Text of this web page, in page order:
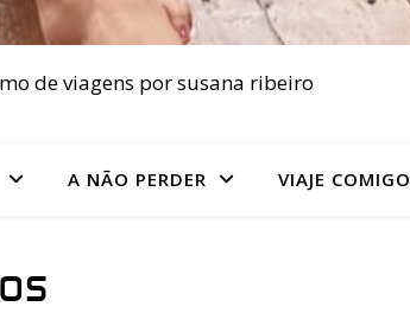
de viagens por susana ribeiro
A NÃO PERDER VIAJE COMIGO